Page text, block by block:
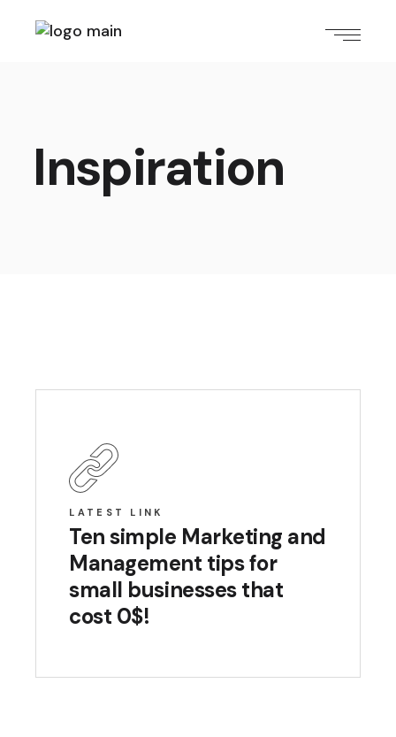
Inspiration
LATEST LINK
Ten simple Marketing and
Management tips for
small businesses that
cost 0$!